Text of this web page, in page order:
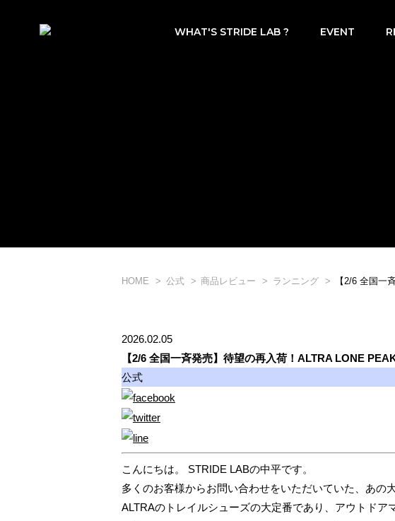
WHAT'S STRIDE LAB ? EVENT
HOME 公式 商品レビュー ランニング 【2/6 全国一
2026.02.05
【2/6 全国一斉発売】待望の再入荷！ALTRA LONE
公式
こんにちは。 STRIDE LABの中平です。
多くのお客様からお問い合わせをいただいていた、あの
ALTRAのトレイルシューズの大定番であり、アウトドア